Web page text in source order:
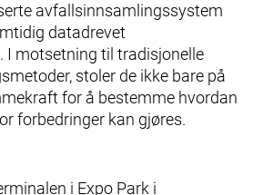
avfallsinnsamlingssystem
datadrevet
I motsetning til tradisjonelle
stoler de ikke bare på
for å bestemme hvordan
forbedringer kan gjøres.
i Expo Park i